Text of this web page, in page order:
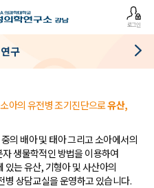
로그인
구
아의 유전병 조기진단으로유산,
의 배아 및 태아 그리고 소아에서의
생물학적인 방법을 이용하여
는 유산, 기형아 및 사산아의
병 상담교실을 운영하고 있습니다.